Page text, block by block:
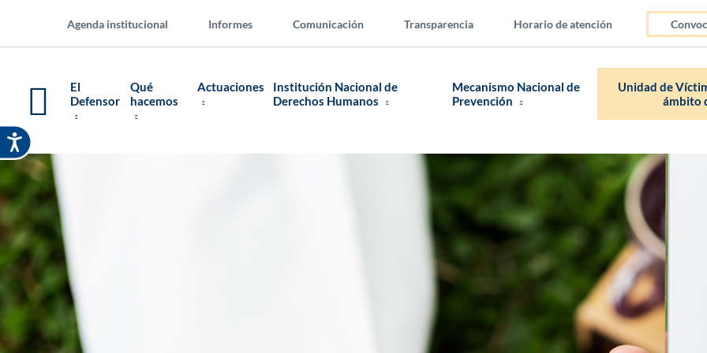
Agenda institucional Informes Comunicación Transparencia Horario de atención
El
Defensor
Qué
hacemos
Actuaciones
Institución Nacional de
Derechos Humanos
Mecanismo Nacional de
Prevención
Unidad de
ámbito